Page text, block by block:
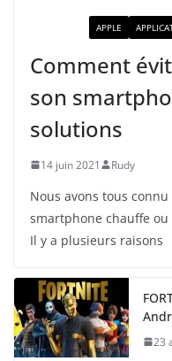
APPLE
Comment
son
solutions
14 juin 2021 Rudy
Nous avons tous
smartphone chauffe
Il y a plusieurs raisons
23